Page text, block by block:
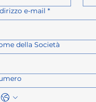
e-mail *
della Società